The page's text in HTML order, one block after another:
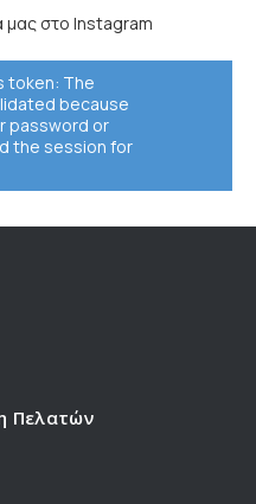
μας στο Instagram
token: The
because
password or
the session for
Πελατών